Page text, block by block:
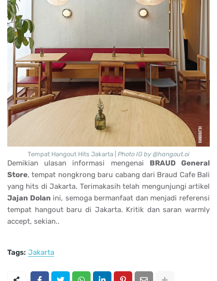
Tempat Hangout Hits Jakarta | Photo IG by @hangout.oi
Demikian ulasan informasi mengenai BRAUD General
Store, tempat nongkrong baru cabang dari Braud Cafe Bali
yang hits di Jakarta. Terimakasih telah mengunjungi artikel
Jajan Dolan ini, semoga bermanfaat dan menjadi referensi
tempat hangout baru di Jakarta. Kritik dan saran warmly
accept, sekian..
Tags: Jakarta